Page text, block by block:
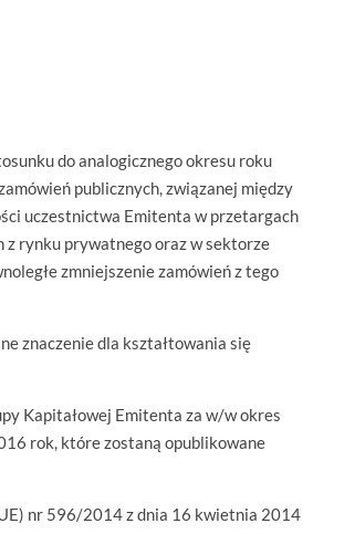
do analogicznego okresu roku
publicznych, związanej między
uczestnictwa Emitenta w przetargach
rynku prywatnego oraz w sektorze
zmniejszenie zamówień z tego
znaczenie dla kształtowania się
Kapitałowej Emitenta za w/w okres
rok, które zostaną opublikowane
nr 596/2014 z dnia 16 kwietnia 2014